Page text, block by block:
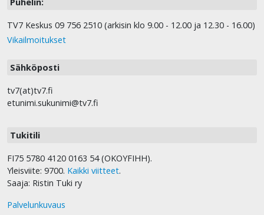
Puhelin:
TV7 Keskus 09 756 2510 (arkisin klo 9.00 - 12.00 ja 12.30 - 16.00)
Vikailmoitukset
Sähköposti
tv7(at)tv7.fi
etunimi.sukunimi@tv7.fi
Tukitili
FI75 5780 4120 0163 54 (OKOYFIHH).
Yleisviite: 9700. Kaikki viitteet.
Saaja: Ristin Tuki ry
Palvelunkuvaus